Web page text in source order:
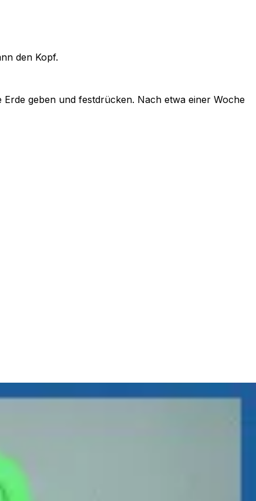
den Kopf.
geben und festdrücken. Nach etwa einer Woche